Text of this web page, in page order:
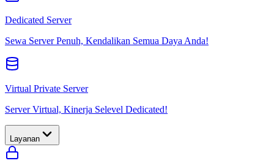
Dedicated Server
Sewa Server Penuh, Kendalikan Semua Daya Anda!
Virtual Private Server
Server Virtual, Kinerja Selevel Dedicated!
Layanan